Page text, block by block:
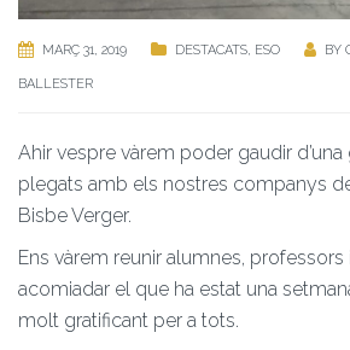
MARÇ 31, 2019 DESTACATS, ESO BY
BALLESTER
Ahir vespre vàrem poder gaudir
plegats amb els nostres companys
Bisbe Verger.
Ens vàrem reunir alumnes,
acomiadar el que ha estat una
molt gratificant per a tots.